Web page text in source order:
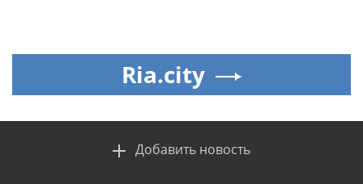
Ria.city
Добавить новость